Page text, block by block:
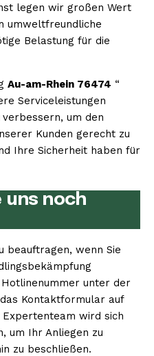
legen wir großen Wert
umweltfreundliche
Belastung für die
Au-am-Rhein 76474 “
Serviceleistungen
um den
Kunden gerecht zu
Ihre Sicherheit haben für
uns noch
beauftragen, wenn Sie
Hotlinenummer unter der
Kontaktformular auf
wird sich
um Ihr Anliegen zu
zu beschließen.